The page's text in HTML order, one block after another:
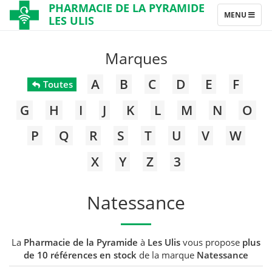
PHARMACIE DE LA PYRAMIDE
LES ULIS
TOGGLE
NAVIGATION
MENU
Marques
Toutes A B C D E
F
G
H I J K L M N
O
P
Q R S T U V
W
X
Y Z 3
Natessance
La Pharmacie de la Pyramide à Les Ulis vous propose plus
de 10 références en stock de la marque Natessance